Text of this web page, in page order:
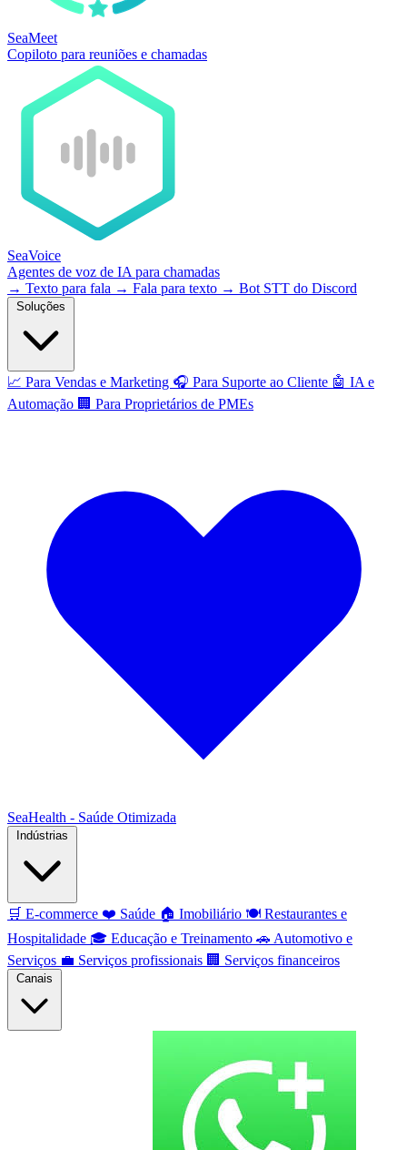
SeaMeet
Copiloto para reuniões e chamadas
SeaVoice
Agentes de voz de IA para chamadas
→ Texto para fala → Fala para texto → Bot STT do Discord
📈 Para Vendas e Marketing 🎧 Para Suporte ao Cliente 🤖 IA e
Automação 🏢 Para Proprietários de PMEs
SeaHealth - Saúde Otimizada
🛒 E-commerce ❤️ Saúde 🏠 Imobiliário 🍽️ Restaurantes e
Hospitalidade 🎓 Educação e Treinamento 🚗 Automotivo e
Serviços 💼 Serviços profissionais 🏢 Serviços financeiros